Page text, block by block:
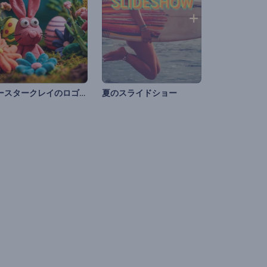
イースタークレイのロゴ公開 夏のスライドショー